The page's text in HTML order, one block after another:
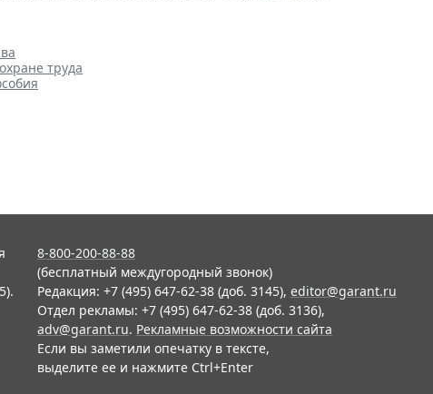
труда
8-800-200-88-88
(бесплатный междугородный звонок)
Редакция: +7 (495) 647-62-38 (доб. 3145), editor@garant.ru
Отдел рекламы: +7 (495) 647-62-38 (доб. 3136),
adv@garant.ru. Рекламные возможности сайта
Если вы заметили опечатку в тексте,
выделите ее и нажмите Ctrl+Enter